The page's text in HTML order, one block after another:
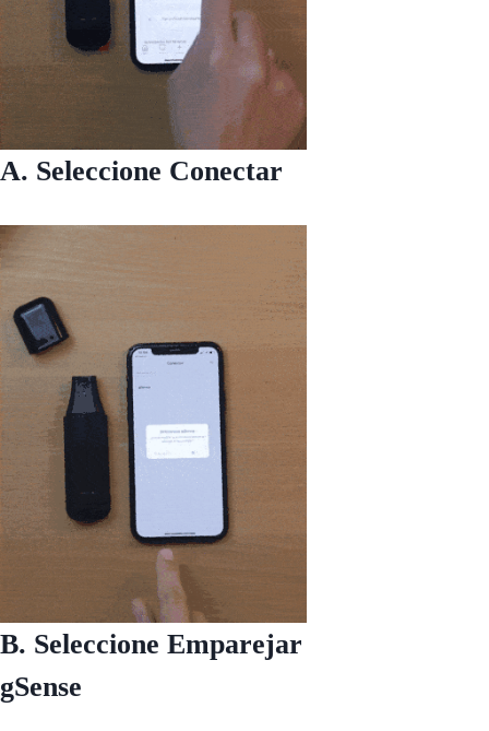
A. Seleccione Conectar
B. Seleccione Emparejar
gSense